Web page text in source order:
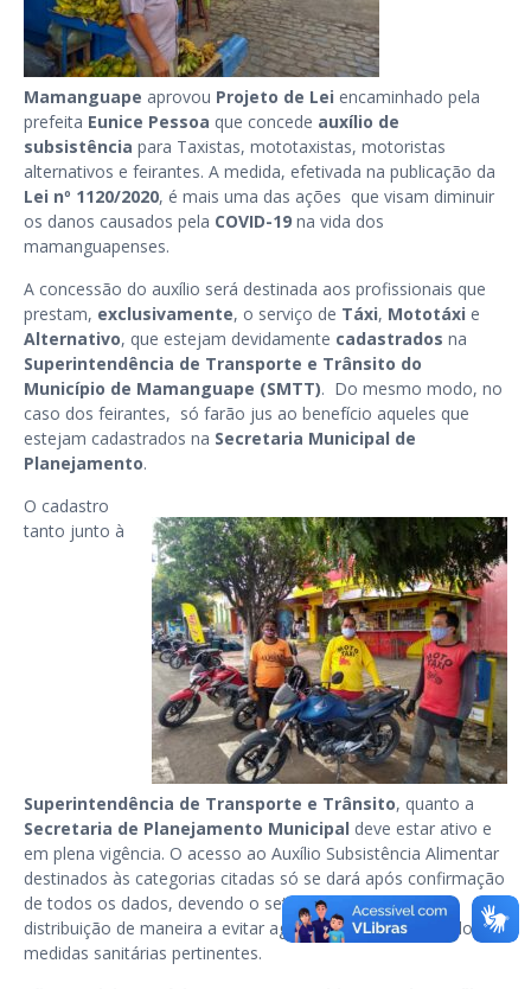
Mamanguape aprovou Projeto de Lei encaminhado pela
prefeita Eunice Pessoa que concede auxílio de
subsistência para Taxistas, mototaxistas, motoristas
alternativos e feirantes. A medida, efetivada na publicação da
Lei nº 1120/2020, é mais uma das ações que visam diminuir
os danos causados pela COVID-19 na vida dos
mamanguapenses.
A concessão do auxílio será destinada aos profissionais que
prestam, exclusivamente, o serviço de Táxi, Mototáxi e
Alternativo, que estejam devidamente cadastrados na
Superintendência de Transporte e Trânsito do
Município de Mamanguape (SMTT). Do mesmo modo, no
caso dos feirantes, só farão jus ao benefício aqueles que
estejam cadastrados na Secretaria Municipal de
Planejamento.
O cadastro
tanto junto à
Superintendência de Transporte e Trânsito, quanto a
Secretaria de Planejamento Municipal deve estar ativo e
em plena vigência. O acesso ao Auxílio Subsistência Alimentar
destinados às categorias citadas só se dará após confirmação
de todos os dados, devendo o setor responsável fazer a
distribuição de maneira a evitar aglomerações e adotando as
medidas sanitárias pertinentes.